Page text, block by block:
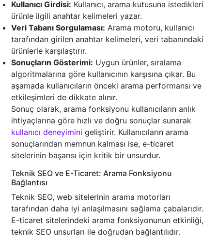
Kullanıcı Girdisi: Kullanıcı, arama kutusuna istedikleri
ürünle ilgili anahtar kelimeleri yazar.
Veri Tabanı Sorgulaması: Arama motoru, kullanıcı
tarafından girilen anahtar kelimeleri, veri tabanındaki
ürünlerle karşılaştırır.
Sonuçların Gösterimi: Uygun ürünler, sıralama
algoritmalarına göre kullanıcının karşısına çıkar. Bu
aşamada kullanıcıların önceki arama performansı ve
etkileşimleri de dikkate alınır.
Sonuç olarak, arama fonksiyonu kullanıcıların anlık
ihtiyaçlarına göre hızlı ve doğru sonuçlar sunarak
kullanıcı deneyimini geliştirir. Kullanıcıların arama
sonuçlarından memnun kalması ise, e-ticaret
sitelerinin başarısı için kritik bir unsurdur.
Teknik SEO ve E-Ticaret: Arama Fonksiyonu
Bağlantısı
Teknik SEO, web sitelerinin arama motorları
tarafından daha iyi anlaşılmasını sağlama çabalarıdır.
E-ticaret sitelerindeki arama fonksiyonunun etkinliği,
teknik SEO unsurları ile doğrudan bağlantılıdır.